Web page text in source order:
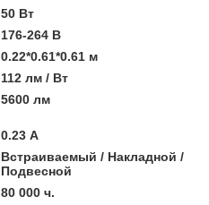
50 Вт
176-264 В
0.22*0.61*0.61 м
112 лм / Вт
5600 лм
0.23 А
Встраиваемый / Накладной /
Подвесной
80 000 ч.